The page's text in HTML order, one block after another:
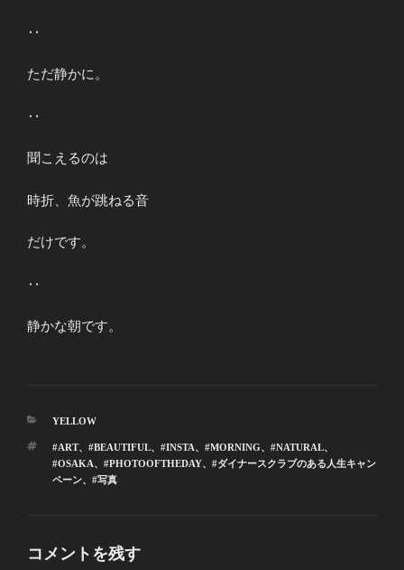
‥
ただ静かに。
‥
聞こえるのは
時折、魚が跳ねる音
だけです。
‥
静かな朝です。
カ
ゴ
リ
ー
YELLOW
タ
グ
#ART、 #BEAUTIFUL、 #INSTA、 #MORNING、 #NATURAL、
#OSAKA、 #PHOTOOFTHEDAY、 #ダイナースクラブのある人生キャン
ペーン、 #写真
コメントを残す